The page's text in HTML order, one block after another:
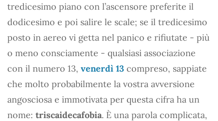
tredicesimo piano con l’ascensore preferite il
dodicesimo e poi salire le scale; se il tredicesimo
posto in aereo vi getta nel panico e rifiutate - più
o meno consciamente - qualsiasi associazione
con il numero 13, venerdì 13 compreso, sappiate
che molto probabilmente la vostra avversione
angosciosa e immotivata per questa cifra ha un
nome: triscaidecafobia. È una parola complicata,